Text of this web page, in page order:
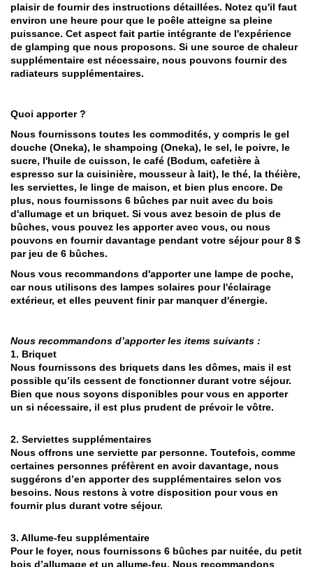
plaisir de fournir des instructions détaillées. Notez qu'il faut
environ une heure pour que le poêle atteigne sa pleine
puissance. Cet aspect fait partie intégrante de l'expérience
de glamping que nous proposons. Si une source de chaleur
supplémentaire est nécessaire, nous pouvons fournir des
radiateurs supplémentaires.
Quoi apporter ?
Nous fournissons toutes les commodités, y compris le gel
douche (Oneka), le shampoing (Oneka), le sel, le poivre, le
sucre, l'huile de cuisson, le café (Bodum, cafetière à
espresso sur la cuisinière, mousseur à lait), le thé, la théière,
les serviettes, le linge de maison, et bien plus encore. De
plus, nous fournissons 6 bûches par nuit avec du bois
d'allumage et un briquet. Si vous avez besoin de plus de
bûches, vous pouvez les apporter avec vous, ou nous
pouvons en fournir davantage pendant votre séjour pour 8 $
par jeu de 6 bûches.
Nous vous recommandons d'apporter une lampe de poche,
car nous utilisons des lampes solaires pour l'éclairage
extérieur, et elles peuvent finir par manquer d'énergie.
Nous recommandons d’apporter les items suivants :
1. Briquet
Nous fournissons des briquets dans les dômes, mais il est
possible qu’ils cessent de fonctionner durant votre séjour.
Bien que nous soyons disponibles pour vous en apporter
un si nécessaire, il est plus prudent de prévoir le vôtre.
2. Serviettes supplémentaires
Nous offrons une serviette par personne. Toutefois, comme
certaines personnes préfèrent en avoir davantage, nous
suggérons d’en apporter des supplémentaires selon vos
besoins. Nous restons à votre disposition pour vous en
fournir plus durant votre séjour.
3. Allume-feu supplémentaire
Pour le foyer, nous fournissons 6 bûches par nuitée, du petit
bois d’allumage et un allume-feu. Nous recommandons